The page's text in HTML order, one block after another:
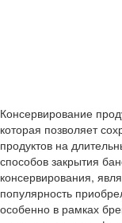
Консервирование
которая позволяет
продуктов на
способов закрытия
консервирования,
популярность
особенно в рамках